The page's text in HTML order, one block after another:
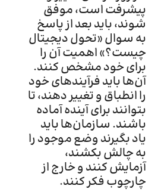
پیشرفت است، موفق
شوند، باید بعد از پاسخ
به سوال «تحول دیجیتال
چیست؟» اهمیت آن را
برای خود مشخص کنند.
آن‌‎ها باید فرآیندهای خود
را انطباق و تغییر دهند، تا
بتوانند برای آینده آماده
باشند. سازمان‌­ها باید
یاد بگیرند وضع موجود را
به چالش بکشند،
آزمایش کنند و خارج از
چارچوب فکر کنند.